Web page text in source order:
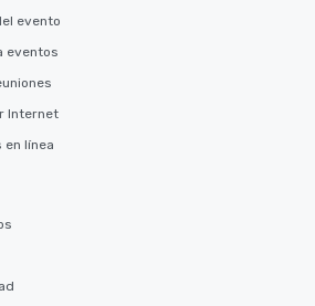
evento
eventos
Internet
línea